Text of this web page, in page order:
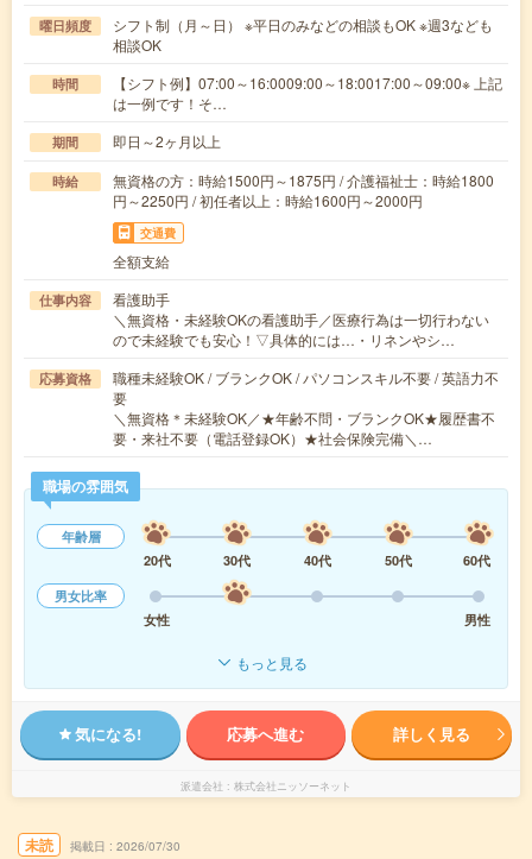
曜日頻度
シフト制（月～日） ※平日のみなどの相談もOK ※週3なども
相談OK
時間
【シフト例】07:00～16:0009:00～18:0017:00～09:00※ 上記
は一例です！そ…
期間 即日～2ヶ月以上
時給
無資格の方：時給1500円～1875円 / 介護福祉士：時給1800
円～2250円 / 初任者以上：時給1600円～2000円
交通費
全額支給
仕事内容
看護助手
＼無資格・未経験OKの看護助手／医療行為は一切行わない
ので未経験でも安心！▽具体的には…・リネンやシ…
応募資格
職種未経験OK / ブランクOK / パソコンスキル不要 / 英語力不
要
＼無資格＊未経験OK／★年齢不問・ブランクOK★履歴書不
要・来社不要（電話登録OK）★社会保険完備＼…
職場の雰囲気
年齢層
20代
30代 40代 50代
60代
男女比率
女性
男性
もっと見る
気になる! 応募へ進む 詳しく見る
派遣会社 株式会社ニッソーネット
未読 掲載日 2026/07/30